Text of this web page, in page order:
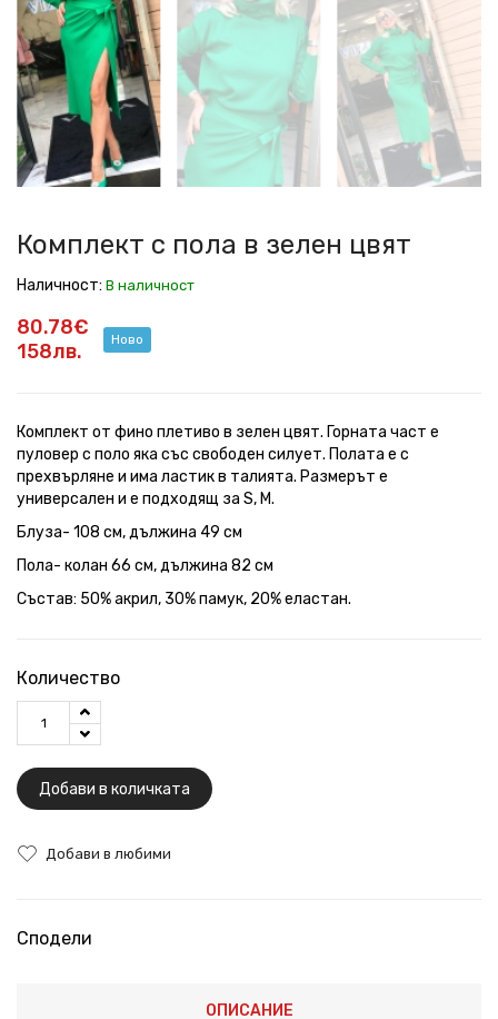
пола
в
зелен
цвят
пола
в
зелен
цвят
пола
в
зелен
цвят
пола
в
зелен
цвят
пола
в
зелен
цвят
пола
в
зелен
цвят
Комплект с пола в зелен цвят
Наличност: В наличност
80.78€
158лв.
Ново
Комплект от фино плетиво в зелен цвят. Горната част е
пуловер с поло яка със свободен силует. Полата е с
прехвърляне и има ластик в талията. Размерът е
универсален и е подходящ за S, M.
Блуза- 108 см, дължина 49 см
Пола- колан 66 см, дължина 82 см
Състав: 50% акрил, 30% памук, 20% еластан.
Количество
Добави в количката
Добави в любими
Сподели
ОПИСАНИЕ